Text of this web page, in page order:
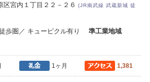
区宮内１丁目２２－２６(JR南武線 武蔵新城 徒
歩圏／ キューピクル有り準工業地域
1ヶ月 1,381